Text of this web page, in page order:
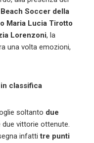
Soccer della
Maria Lucia Tirotto
Lorenzoni, la
una volta emozioni,
classifica
soltanto due
vittorie ottenute.
infattitre punti